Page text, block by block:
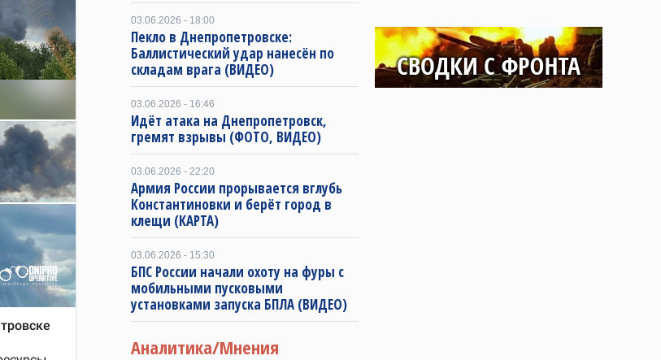
03.06.2026 - 18:00
Пекло в Днепропетровске:
Баллистический удар нанесён по
складам врага (ВИДЕО)
03.06.2026 - 16:46
Идёт атака на Днепропетровск,
гремят взрывы (ФОТО, ВИДЕО)
03.06.2026 - 22:20
Армия России прорывается вглубь
Константиновки и берёт город в
клещи (КАРТА)
03.06.2026 - 15:30
БПС России начали охоту на фуры с
мобильными пусковыми
установками запуска БПЛА (ВИДЕО)
Аналитика/Мнения